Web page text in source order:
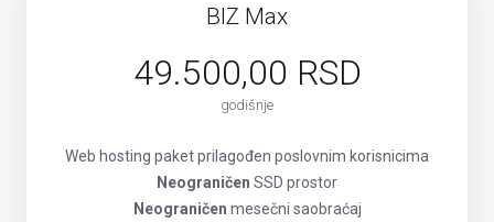
BIZ Max
49.500,00 RSD
godišnje
Web hosting paket prilagođen poslovnim korisnicima
Neograničen SSD prostor
Neograničen mesečni saobraćaj